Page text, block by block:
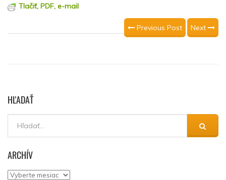
Tlačiť, PDF, e-mail
Previous Post Next
HĽADAŤ
ARCHÍV
Archív